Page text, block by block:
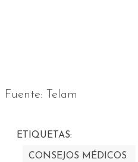
Fuente: Telam
ETIQUETAS:
CONSEJOS MÉDICOS